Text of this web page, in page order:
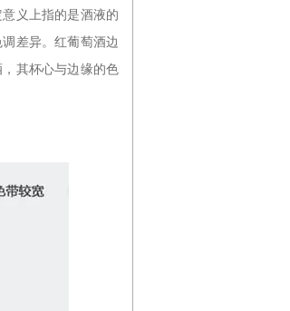
义上指的是酒液的
差异。红葡萄酒边
其杯心与边缘的色